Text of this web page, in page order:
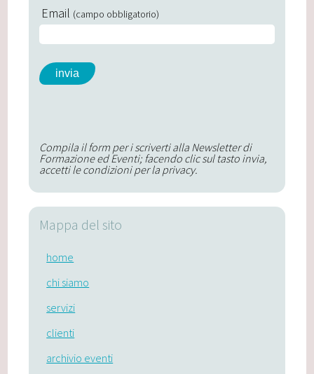
Email (campo obbligatorio)
Compila il form per i scriverti alla Newsletter di
Formazione ed Eventi; facendo clic sul tasto invia,
accetti le condizioni per la privacy.
Mappa del sito
home
chi siamo
servizi
clienti
archivio eventi